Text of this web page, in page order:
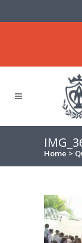
Home >